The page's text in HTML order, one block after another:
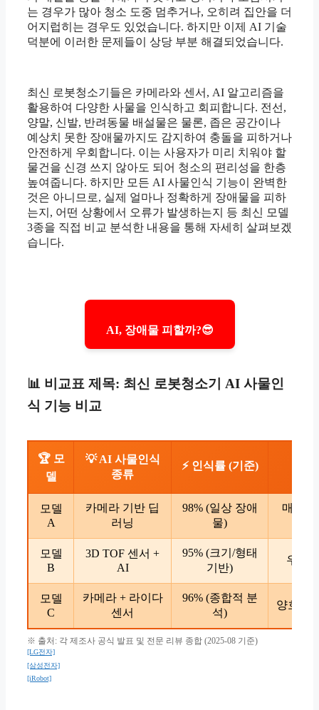
는 경우가 많아 청소 도중 멈추거나, 오히려 집안을 더
어지럽히는 경우도 있었습니다. 하지만 이제 AI 기술
덕분에 이러한 문제들이 상당 부분 해결되었습니다.
최신 로봇청소기들은 카메라와 센서, AI 알고리즘을
활용하여 다양한 사물을 인식하고 회피합니다. 전선,
양말, 신발, 반려동물 배설물은 물론, 좁은 공간이나
예상치 못한 장애물까지도 감지하여 충돌을 피하거나
안전하게 우회합니다. 이는 사용자가 미리 치워야 할
물건을 신경 쓰지 않아도 되어 청소의 편리성을 한층
높여줍니다. 하지만 모든 AI 사물인식 기능이 완벽한
것은 아니므로, 실제 얼마나 정확하게 장애물을 피하
는지, 어떤 상황에서 오류가 발생하는지 등 최신 모델
3종을 직접 비교 분석한 내용을 통해 자세히 살펴보겠
습니다.
AI, 장애물 피할까?😎
📊 비교표 제목: 최신 로봇청소기 AI 사물인
식 기능 비교
🏆 모
델
💡 AI 사물인식
종류
⚡ 인식률 (기준)
모델
A
카메라 기반 딥
러닝
98% (일상 장애
물)
매우
모델
B
3D TOF 센서 +
AI
95% (크기/형태
기반)
우수 (
모델
C
카메라 + 라이다
센서
96% (종합적 분
석)
양호 (
※ 출처: 각 제조사 공식 발표 및 전문 리뷰 종합 (2025-08 기준)
[LG전자]
[삼성전자]
[iRobot]